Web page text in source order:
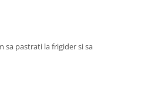
sa pastrati la frigider si sa